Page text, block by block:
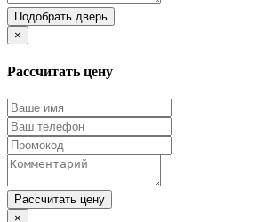
Подобрать дверь
×
Рассчитать цену
Рассчитать цену
×